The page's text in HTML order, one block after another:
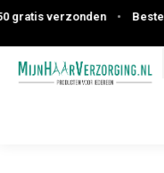
verzonden •